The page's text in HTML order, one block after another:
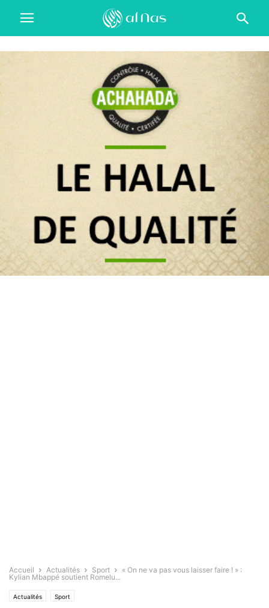
Accueil Actualités Sport
« On ne va pas vous laisser faire ! » :
Kylian Mbappé soutient Romelu...
Actualités Sport